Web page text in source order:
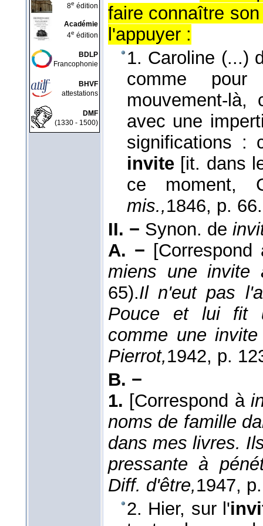
8e édition
Académie
4e édition
BDLP
Francophonie
BHVF
attestations
DMF
(1330 - 1500)
faire connaître
l'appuyer :
1. Caroline (...)
comme
mouvement-là,
avec une
significations
invite [it. dans
ce moment,
mis.,1846, p. 66.
II. − Synon. de
A. −
miens une
65).Il n'eut pas
Pouce et lui fit
comme une
Pierrot,1942, p.
B. −
1. [Correspond à
noms de famille
dans mes livres.
pressante à
Diff. d'être,1947,
2. Hier, sur l'